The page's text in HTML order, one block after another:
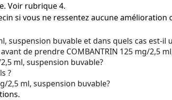
Voir rubrique 4.
si vous ne ressentez aucune
suspension buvable et dans quels cas est-il
de prendre COMBANTRIN 125 mg/2,5
ml, suspension buvable?
?
2,5 ml, suspension buvable?